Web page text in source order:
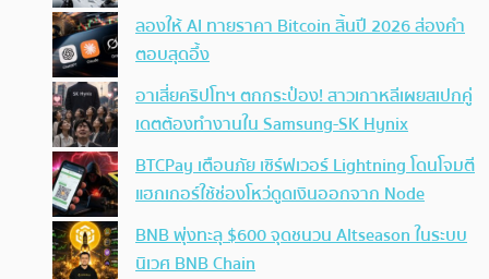
ลองให้ AI ทายราคา Bitcoin สิ้นปี 2026 ส่องคำ
ตอบสุดอึ้ง
อาเสี่ยคริปโทฯ ตกกระป๋อง! สาวเกาหลีเผยสเปกคู่
เดตต้องทำงานใน Samsung-SK Hynix
BTCPay เตือนภัย เซิร์ฟเวอร์ Lightning โดนโจมตี
แฮกเกอร์ใช้ช่องโหว่ดูดเงินออกจาก Node
BNB พุ่งทะลุ $600 จุดชนวน Altseason ในระบบ
นิเวศ BNB Chain